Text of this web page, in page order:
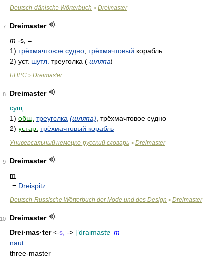
Deutsch-dänische Wörterbuch > Dreimaster
7
Dreimaster
m -s, =
1) трёхмачтовое судно трёхмачтовый корабль
2) уст. шутл. треуголка ( шляпа)
БНРС > Dreimaster
8
Dreimaster
сущ.
1) общ. треуголка (шляпа) , трёхмачтовое судно
2) устар. трёхмачтовый корабль
Универсальный немецко-русский словарь > Dreimaster
9
Dreimaster
m
= Dreispitz
Deutsch-Russische Wörterbuch der Mode und des Design > Dreimaster
10
Dreimaster
Drei·mas·ter<-s, -> [ʼdraimastɐ] m
naut
three-master